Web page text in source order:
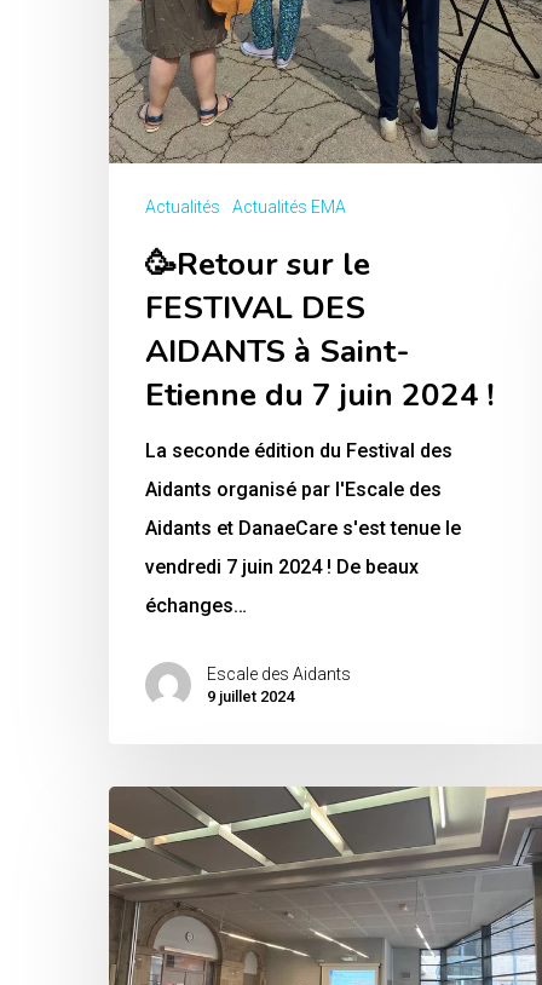
7
juin
2024
!
Actualités Actualités EMA
🥳Retour sur le
FESTIVAL DES
AIDANTS à Saint-
Etienne du 7 juin 2024 !
La seconde édition du Festival des
Aidants organisé par l'Escale des
Aidants et DanaeCare s'est tenue le
vendredi 7 juin 2024 ! De beaux
échanges…
Escale des Aidants
9 juillet 2024
Assemblée
générale
du
Conseil
départemental